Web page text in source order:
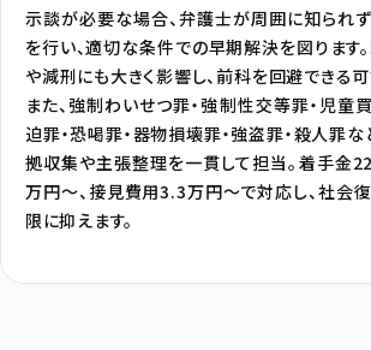
示談が必要な場合、弁護士が周囲に知られ
を行い、適切な条件での早期解決を図ります
や減刑にも大きく影響し、前科を回避できる
また、強制わいせつ罪・強制性交等罪・児童
迫罪・恐喝罪・器物損壊罪・強盗罪・殺人罪
拠収集や主張整理を一貫して担当。着手金
万円〜、接見費用3.3万円〜で対応し、社会
限に抑えます。